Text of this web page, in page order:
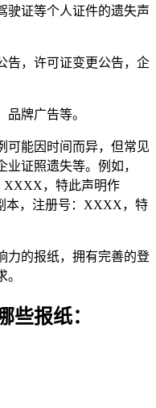
驶证等个人证件的遗失声
告，许可证变更公告，企
牌广告等。
可能因时间而异，但常见
证照遗失等。例如，
XXXX，特此声明作
本，注册号：XXXX，特
力的报纸，拥有完善的登
些报纸：